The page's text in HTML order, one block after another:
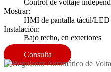
Control de voltaje
Mostrar:
HMI de pantalla táctil/LED
Instalación:
Bajo techo, en exteriores
Consulta